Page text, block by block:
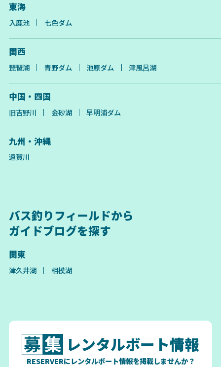
東海
入鹿池 七色ダム
関西
琵琶湖 青野ダム 池原ダム 津風呂湖
中国・四国
旧吉野川 金砂湖 早明浦ダム
九州・沖縄
遠賀川
バス釣りフィールドから
ガイドブログを探す
関東
津久井湖 相模湖
レンタルボート情報
RESERVERにレンタルボート情報を掲載しませんか？